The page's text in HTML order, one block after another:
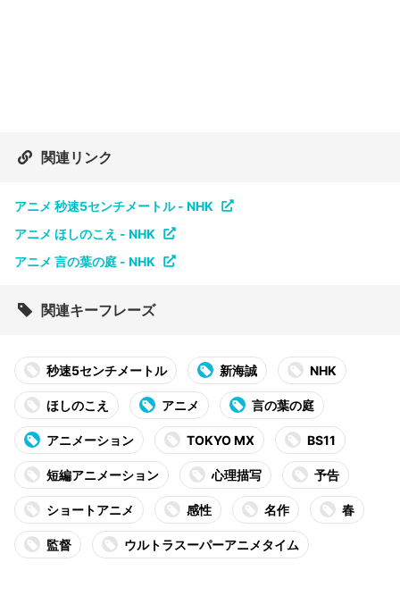
関連リンク
アニメ 秒速5センチメートル - NHK
アニメ ほしのこえ - NHK
アニメ 言の葉の庭 - NHK
関連キーフレーズ
秒速5センチメートル 新海誠 NHK
ほしのこえ アニメ 言の葉の庭
アニメーション TOKYO MX BS11
短編アニメーション 心理描写 予告
ショートアニメ 感性 名作 春
監督 ウルトラスーパーアニメタイム